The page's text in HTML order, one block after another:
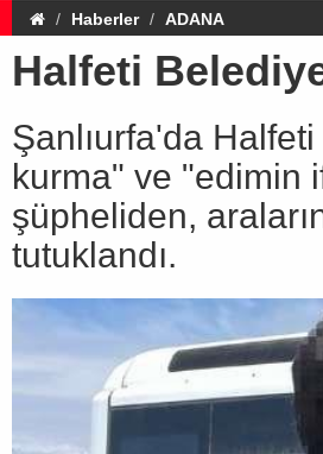
Haberler ADANA
Halfeti
Şanlıurfa'da
kurma" ve "edimin
şüpheliden,
tutuklandı.